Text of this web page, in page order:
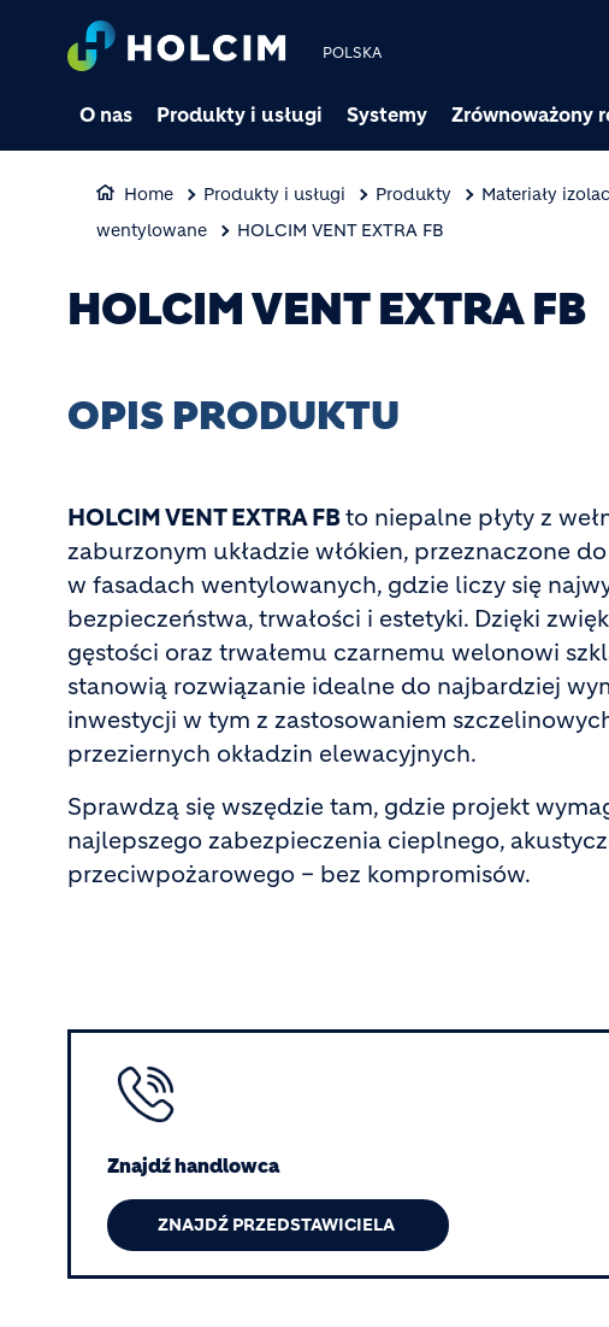
POLSKA
O nas Produkty i usługi Systemy Zrównoważony
Home Produkty i usługi Produkty Materiały
wentylowane
HOLCIM VENT EXTRA FB
HOLCIM VENT EXTRA FB
OPIS PRODUKTU
HOLCIM VENT EXTRA FBto niepalne płyty z
zaburzonym układzie włókien, przeznaczone
w fasadach wentylowanych, gdzie liczy się
bezpieczeństwa, trwałości i estetyki. Dzięki
gęstości oraz trwałemu czarnemu welonowi
stanowią rozwiązanie idealne do najbardziej
inwestycji w tym z zastosowaniem
przeziernych okładzin elewacyjnych.
Sprawdzą się wszędzie tam, gdzie projekt
najlepszego zabezpieczenia cieplnego,
przeciwpożarowego – bez kompromisów.
Image
Znajdź handlowca
ZNAJDŹ PRZEDSTAWICIELA